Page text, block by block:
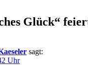
Glück“
sagt:
Uhr